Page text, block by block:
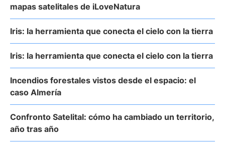
mapas satelitales de iLoveNatura
Iris: la herramienta que conecta el cielo con la tierra
Iris: la herramienta que conecta el cielo con la tierra
Incendios forestales vistos desde el espacio: el
caso Almería
Confronto Satelital: cómo ha cambiado un territorio,
año tras año